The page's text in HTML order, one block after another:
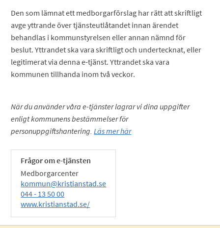
Den som lämnat ett medborgarförslag har rätt att skriftligt
avge yttrande över tjänsteutlåtandet innan ärendet
behandlas i kommunstyrelsen eller annan nämnd för
beslut. Yttrandet ska vara skriftligt och undertecknat, eller
legitimerat via denna e-tjänst. Yttrandet ska vara
kommunen tillhanda inom två veckor.
När du använder våra e-tjänster lagrar vi dina uppgifter
enligt kommunens bestämmelser för
personuppgiftshantering.Läs mer här
Frågor om e-tjänsten
Medborgarcenter
kommun@kristianstad.se
044 - 13 50 00
www.kristianstad.se/